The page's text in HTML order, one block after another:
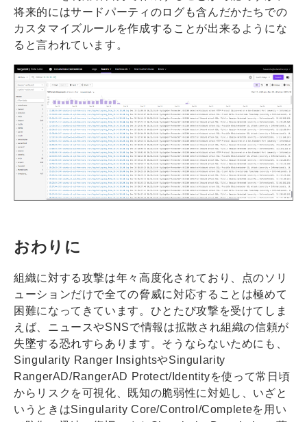
将来的にはサードパーティのログも含んだかたちでの
カスタマイズルールを作成することが出来るようにな
ると言われています。
おわりに
組織に対する攻撃は年々高度化されており、点のソリ
ューションだけで全ての脅威に対応することは極めて
困難になってきています。ひとたび攻撃を受けてしま
えば、ニュースやSNSで情報は拡散され組織の信頼が
失墜する恐れすらあります。そうならないためにも、
Singularity Ranger InsightsやSingularity
RangerAD/RangerAD Protect/Identityを使って常日頃
からリスクを可視化、既知の脆弱性に対処し、いざと
いうときはSingularity Core/Control/Completeを用い